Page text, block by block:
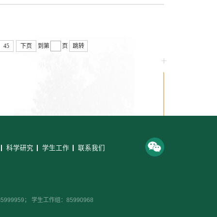
45 下页 到第 页 跳转
科学研究 学生工作 联系我们
； 学生工作组：85990968